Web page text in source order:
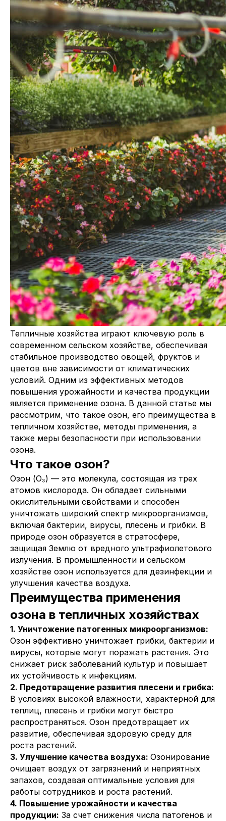
8 800 500 82
61
Сферы применения
О компании
MAX
WHATSAPP
ПОДОБРАТЬ ОЗОНАТОР
TELEGRAM
Тепличные хозяйства играют ключевую роль в
современном сельском хозяйстве, обеспечивая
стабильное производство овощей, фруктов и
цветов вне зависимости от климатических
условий. Одним из эффективных методов
повышения урожайности и качества продукции
является применение озона. В данной статье мы
рассмотрим, что такое озон, его преимущества в
тепличном хозяйстве, методы применения, а
также меры безопасности при использовании
озона.
Что такое озон?
Озон (O₃) — это молекула, состоящая из трех
атомов кислорода. Он обладает сильными
окислительными свойствами и способен
уничтожать широкий спектр микроорганизмов,
включая бактерии, вирусы, плесень и грибки. В
природе озон образуется в стратосфере,
защищая Землю от вредного ультрафиолетового
излучения. В промышленности и сельском
хозяйстве озон используется для дезинфекции и
улучшения качества воздуха.
Преимущества применения
озона в тепличных хозяйствах
1. Уничтожение патогенных микроорганизмов:
Озон эффективно уничтожает грибки, бактерии и
вирусы, которые могут поражать растения. Это
снижает риск заболеваний культур и повышает
их устойчивость к инфекциям.
2. Предотвращение развития плесени и грибка:
В условиях высокой влажности, характерной для
теплиц, плесень и грибки могут быстро
распространяться. Озон предотвращает их
развитие, обеспечивая здоровую среду для
роста растений.
3. Улучшение качества воздуха: Озонирование
очищает воздух от загрязнений и неприятных
запахов, создавая оптимальные условия для
работы сотрудников и роста растений.
4. Повышение урожайности и качества
продукции: За счет снижения числа патогенов и